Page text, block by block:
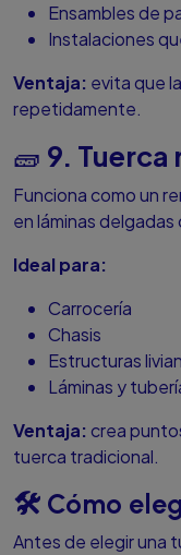
Ensambles de
Instalaciones
Ventaja: evita que
repetidamente.
🧱 9.
Funciona como un
en láminas delgadas
Ideal para:
Carrocería
Chasis
Estructuras
Láminas y
Ventaja: crea
tuerca tradicional.
🛠️ Cómo
Antes de elegir una